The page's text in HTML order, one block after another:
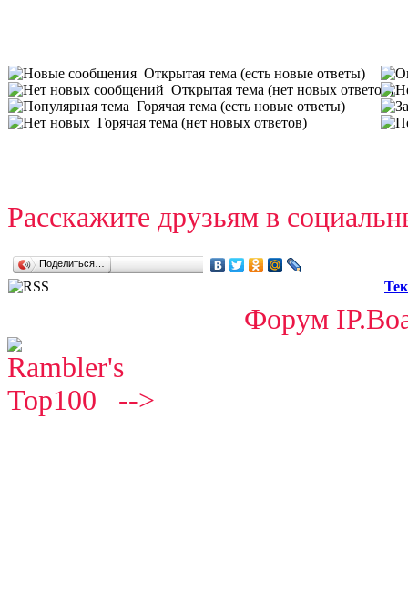
Открытая тема (есть новые ответы)
Открытая тема (нет новых ответов)
Горячая тема (есть новые ответы)
Горячая тема (нет новых ответов)
Расскажите друзьям в
Поделиться…
Форум
-->